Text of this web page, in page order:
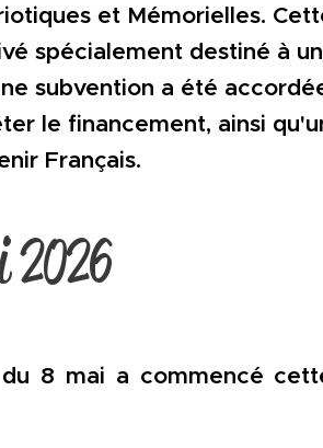
et Mémorielles.
spécialement destiné à
subvention a été
le financement, ainsi
Français.
2026
8 mai a commencé